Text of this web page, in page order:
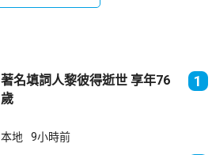
著名填詞人黎彼得逝世 享年76
歲
1
本地 9小時前